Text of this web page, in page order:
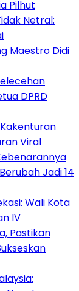
Pilhut
Netral:
Maestro Didi
DPRD
Viral
Jadi 14
Wali Kota
IV
Pastikan